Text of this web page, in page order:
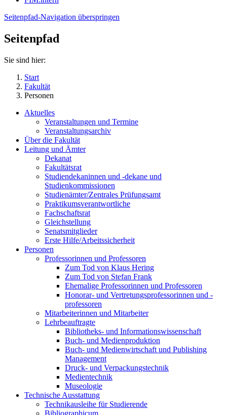
Seitenpfad-Navigation überspringen
Seitenpfad
Sie sind hier:
Start
Fakultät
Personen
Aktuelles
Veranstaltungen und Termine
Veranstaltungsarchiv
Über die Fakultät
Leitung und Ämter
Dekanat
Fakultätsrat
Studiendekaninnen und -dekane und
Studienkommissionen
Studienämter/Zentrales Prüfungsamt
Praktikumsverantwortliche
Fachschaftsrat
Gleichstellung
Senatsmitglieder
Erste Hilfe/Arbeitssicherheit
Personen
Professorinnen und Professoren
Zum Tod von Klaus Hering
Zum Tod von Stefan Frank
Ehemalige Professorinnen und Professoren
Honorar- und Vertretungsprofessorinnen und -
professoren
Mitarbeiterinnen und Mitarbeiter
Lehrbeauftragte
Bibliotheks- und Informationswissenschaft
Buch- und Medienproduktion
Buch- und Medienwirtschaft und Publishing
Management
Druck- und Verpackungstechnik
Medientechnik
Museologie
Technische Ausstattung
Technikausleihe für Studierende
Bibliographicum